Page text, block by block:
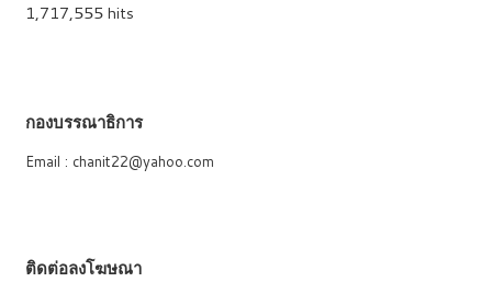
1,717,555 hits
กองบรรณาธิการ
Email : chanit22@yahoo.com
ติดต่อลงโฆษณา